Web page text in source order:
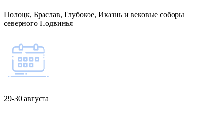
Полоцк, Браслав, Глубокое, Иказнь и вековые соборы
северного Подвинья
29-30 августа